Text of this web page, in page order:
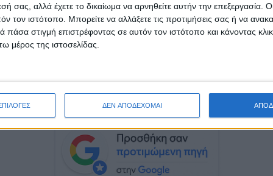
σας, αλλά έχετε το δικαίωμα να αρνηθείτε αυτήν την επεξεργασία.
τον ιστότοπο. Μπορείτε να αλλάξετε τις προτιμήσεις σας ή να
στιγμή επιστρέφοντας σε αυτόν τον ιστότοπο και κάνοντας
μέρος της ιστοσελίδας.
ΔΕΝ ΑΠΟΔΕΧΟΜΑΙ
Μια γυναίκα που έφυγε. Και τότε όλες οι
ξανανοίγουν, οι διάδρομοι επιστρέφουν, οι πόρτες
θυμάται… Γιατί όσοι γύρισαν από εκεί δεν
μικρή ιδιωτική απώλεια, μια συνοικία φόβου, ένα
που φεύγει κάποια από τη σιωπηλή συνομοταξία